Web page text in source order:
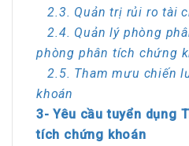
2.3. Quản trị rủi ro tài
2.4. Quản lý phòng
phòng phân tích chứng
2.5. Tham mưu chiến
khoán
3- Yêu cầu tuyển dụng
tích chứng khoán